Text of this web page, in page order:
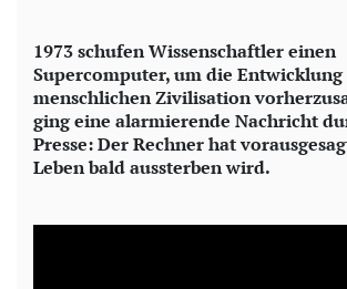
1973 schufen Wissenschaftler einen
Supercomputer, um die
menschlichen Zivilisation
ging eine alarmierende Nachricht
Presse: Der Rechner hat
Leben bald aussterben wird.